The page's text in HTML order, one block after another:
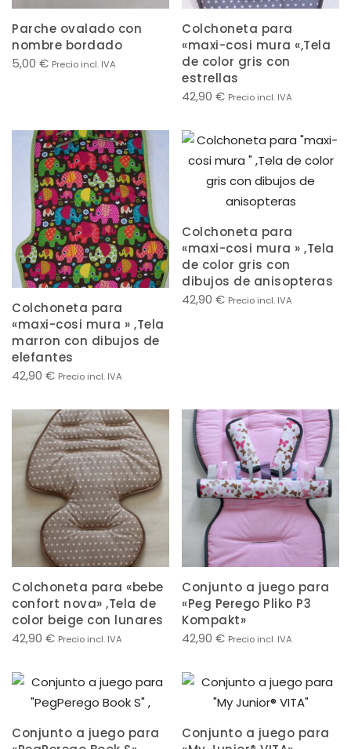
Parche ovalado con
nombre bordado
5,00 € Precio incl. IVA
Colchoneta para
«maxi-cosi mura «,Tela
de color gris con
estrellas
42,90 € Precio incl. IVA
Colchoneta para
«maxi-cosi mura » ,Tela
marron con dibujos de
elefantes
42,90 € Precio incl. IVA
Colchoneta para
«maxi-cosi mura » ,Tela
de color gris con
dibujos de anisopteras
42,90 € Precio incl. IVA
Colchoneta para «bebe
confort nova» ,Tela de
color beige con lunares
42,90 € Precio incl. IVA
Conjunto a juego para
«Peg Perego Pliko P3
Kompakt»
42,90 € Precio incl. IVA
Conjunto a juego para
Conjunto a juego para